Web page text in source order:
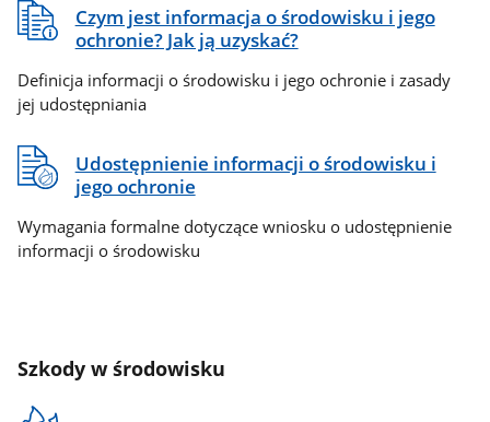
Czym jest informacja o środowisku i jego
ochronie? Jak ją uzyskać?
Definicja informacji o środowisku i jego ochronie i zasady
jej udostępniania
Udostępnienie informacji o środowisku i
jego ochronie
Wymagania formalne dotyczące wniosku o udostępnienie
informacji o środowisku
Szkody w środowisku